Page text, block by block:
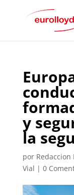
y
la
por Redaccion
Vial | 0